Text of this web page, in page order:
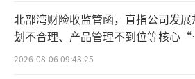
无“档期”。北京朝阳一家
商报记者表示，“从现在到
满了，上周就约满了”。
北部湾财险收监管函，直指公司发展
划不合理、产品管理不到位等核心“
点”
2026-08-06 09:43:25